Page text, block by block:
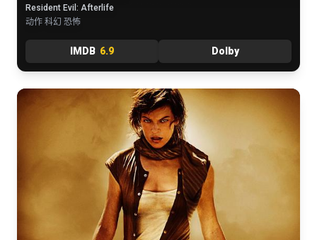
Resident Evil: Afterlife
动作 科幻 恐怖
IMDB 6.9 Dolby